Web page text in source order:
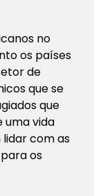
no
os países
de
que se
que
uma vida
lidar com as
os